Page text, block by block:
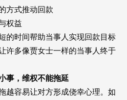
式推动回款
权益
时间帮助当事人实现回款目标
多像贾女士一样的当事人终于
事，维权不能拖延
容易让对方形成侥幸心理。如